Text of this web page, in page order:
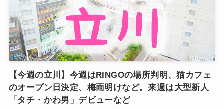
【今週の立川】今週はRINGOの場所判明、猫カフェ
のオープン日決定、梅雨明けなど。来週は大型新人
「タチ・かわ男」デビューなど